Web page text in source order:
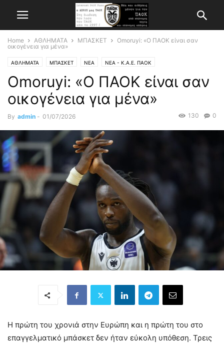
Home ΑΘΛΗΜΑΤΑ ΜΠΑΣΚΕΤ
Omoruyi: «Ο ΠΑΟΚ είναι σαν
οικογένεια για μένα»
ΑΘΛΗΜΑΤΑ ΜΠΑΣΚΕΤ ΝΕΑ ΝΕΑ - Κ.Α.Ε. ΠΑΟΚ
Omoruyi: «Ο ΠΑΟΚ είναι σαν
οικογένεια για μένα»
By admin - 01/07/2026 0
130
Η πρώτη του χρονιά στην Ευρώπη και η πρώτη του στο
επαγγελματικό μπάσκετ δεν ήταν εύκολη υπόθεση. Τρεις